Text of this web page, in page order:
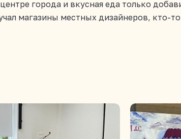
города и вкусная еда только
магазины местных дизайнеров, кто-